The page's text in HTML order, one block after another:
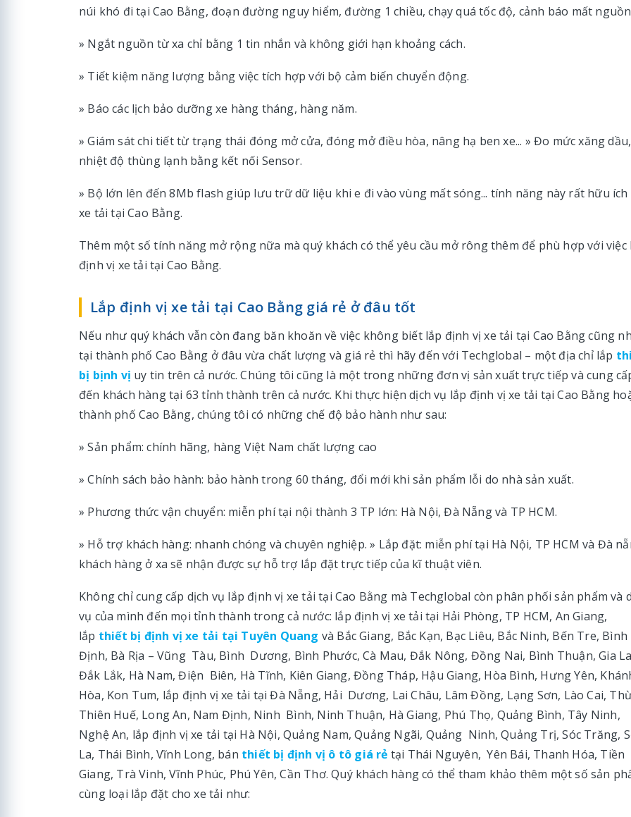
núi khó đi tại Cao Bằng, đoạn đường nguy hiểm, đường 1 chiều, chạy quá tốc độ, cảnh báo mất
» Ngắt nguồn từ xa chỉ bằng 1 tin nhắn và không giới hạn khoảng cách.
» Tiết kiệm năng lượng bằng việc tích hợp với bộ cảm biến chuyển động.
» Báo các lịch bảo dưỡng xe hàng tháng, hàng năm.
» Giám sát chi tiết từ trạng thái đóng mở cửa, đóng mở điều hòa, nâng hạ ben xe... » Đo mức xăng dầu,
nhiệt độ thùng lạnh bằng kết nối Sensor.
» Bộ lớn lên đến 8Mb flash giúp lưu trữ dữ liệu khi e đi vào vùng mất sóng... tính năng này rất hữu ích
xe tải tại Cao Bằng.
Thêm một số tính năng mở rộng nữa mà quý khách có thể yêu cầu mở rông thêm để phù hợp với việc
định vị xe tải tại Cao Bằng.
Lắp định vị xe tải tại Cao Bằng giá rẻ ở đâu tốt
Nếu như quý khách vẫn còn đang băn khoăn về việc không biết lắp định vị xe tải tại Cao Bằng cũng
tại thành phố Cao Bằng ở đâu vừa chất lượng và giá rẻ thì hãy đến với Techglobal – một địa chỉ lắp
bị bịnh vị uy tin trên cả nước. Chúng tôi cũng là một trong những đơn vị sản xuất trực tiếp và cung
đến khách hàng tại 63 tỉnh thành trên cả nước. Khi thực hiện dịch vụ lắp định vị xe tải tại Cao Bằng
thành phố Cao Bằng, chúng tôi có những chế độ bảo hành như sau:
» Sản phẩm: chính hãng, hàng Việt Nam chất lượng cao
» Chính sách bảo hành: bảo hành trong 60 tháng, đổi mới khi sản phẩm lỗi do nhà sản xuất.
» Phương thức vận chuyển: miễn phí tại nội thành 3 TP lớn: Hà Nội, Đà Nẵng và TP HCM.
» Hỗ trợ khách hàng: nhanh chóng và chuyên nghiệp. » Lắp đặt: miễn phí tại Hà Nội, TP HCM và Đà
khách hàng ở xa sẽ nhận được sự hỗ trợ lắp đặt trực tiếp của kĩ thuật viên.
Không chỉ cung cấp dịch vụ lắp định vị xe tải tại Cao Bằng mà Techglobal còn phân phối sản phẩm và
vụ của mình đến mọi tỉnh thành trong cả nước: lắp định vị xe tải tại Hải Phòng, TP HCM, An Giang,
lắp thiết bị định vị xe tải tại Tuyên Quang và Bắc Giang, Bắc Kạn, Bạc Liêu, Bắc Ninh, Bến Tre, Bình
Định, Bà Rịa – Vũng Tàu, Bình Dương, Bình Phước, Cà Mau, Đắk Nông, Đồng Nai, Bình Thuận, Gia
Đắk Lắk, Hà Nam, Điện Biên, Hà Tĩnh, Kiên Giang, Đồng Tháp, Hậu Giang, Hòa Bình, Hưng Yên,
Hòa, Kon Tum, lắp định vị xe tải tại Đà Nẵng, Hải Dương, Lai Châu, Lâm Đồng, Lạng Sơn, Lào Cai,
Thiên Huế, Long An, Nam Định, Ninh Bình, Ninh Thuận, Hà Giang, Phú Thọ, Quảng Bình, Tây Ninh,
Nghệ An, lắp định vị xe tải tại Hà Nội, Quảng Nam, Quảng Ngãi, Quảng Ninh, Quảng Trị, Sóc Trăng,
La, Thái Bình, Vĩnh Long, bán thiết bị định vị ô tô giá rẻ tại Thái Nguyên, Yên Bái, Thanh Hóa, Tiền
Giang, Trà Vinh, Vĩnh Phúc, Phú Yên, Cần Thơ. Quý khách hàng có thể tham khảo thêm một số sản
cùng loại lắp đặt cho xe tải như: